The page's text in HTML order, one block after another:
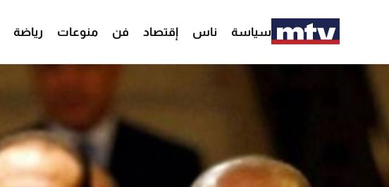
سياسة ناس إقتصاد فن منوعات رياضة